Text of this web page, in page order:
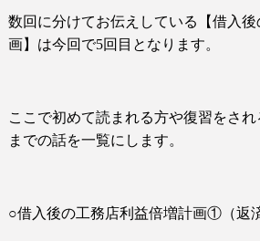
数回に分けてお伝えしている【借入
画】は今回で5回目となります。
ここで初めて読まれる方や復習をさ
までの話を一覧にします。
○借入後の工務店利益倍増計画①（返